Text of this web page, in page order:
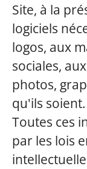
Site, à la
logiciels
logos, aux
sociales,
photos,
qu'ils soient.
Toutes ces
par les lois